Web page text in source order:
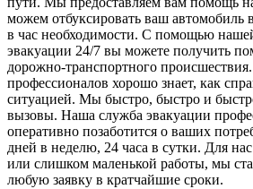
можем отбуксировать ваш автомобиль
в час необходимости. С помощью
эвакуации 24/7 вы можете получить
дорожно-транспортного
профессионалов хорошо знает, как
ситуацией. Мы быстро, быстро и
вызовы. Наша служба эвакуации
оперативно позаботится о ваших
дней в неделю, 24 часа в сутки. Для
или слишком маленькой работы, мы
любую заявку в кратчайшие сроки.